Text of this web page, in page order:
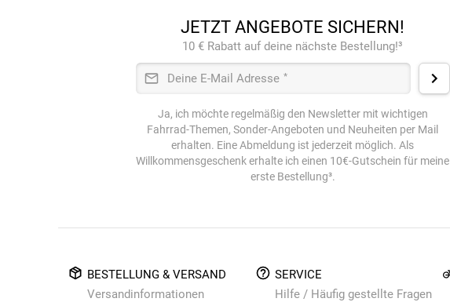
JETZT ANGEBOTE SICHERN!
10 € Rabatt auf deine nächste Bestellung!³
Deine E-Mail Adresse *
Ja, ich möchte regelmäßig den Newsletter mit wichtigen
Fahrrad-Themen, Sonder-Angeboten und Neuheiten per Mail
erhalten. Eine Abmeldung ist jederzeit möglich. Als
Willkommensgeschenk erhalte ich einen 10€-Gutschein für meine
erste Bestellung³.
BESTELLUNG & VERSAND
Versandinformationen
SERVICE
Hilfe / Häufig gestellte Fragen